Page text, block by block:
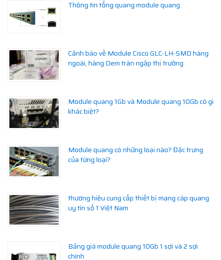
Thông tin tổng quang module quang
Cảnh báo về Module Cisco GLC-LH-SMD hàng
ngoài, hàng Oem tràn ngập thị trường
Module quang 1Gb và Module quang 10Gb có gì
khác biệt?
Module quang có những loại nào? Đặc trưng
của từng loại?
thương hiệu cung cấp thiết bị mạng cáp quang
uy tín số 1 Việt Nam
Bảng giá module quang 10Gb 1 sợi và 2 sợi
chính